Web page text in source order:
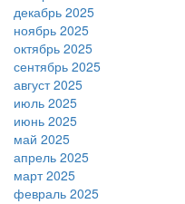
декабрь 2025
ноябрь 2025
октябрь 2025
сентябрь 2025
август 2025
июль 2025
июнь 2025
май 2025
апрель 2025
март 2025
февраль 2025